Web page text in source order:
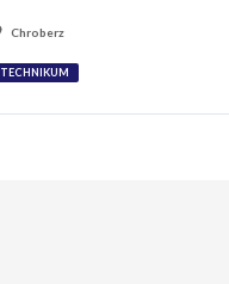
Chroberz
TECHNIKUM